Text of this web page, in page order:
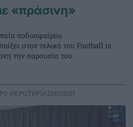
«πράσινη»
ποδοσφαίρου
στον τελικό του Football is
την παρουσία του
ΑΚΡΩΤΗΡΙΑΣΜΕΝΩΝ